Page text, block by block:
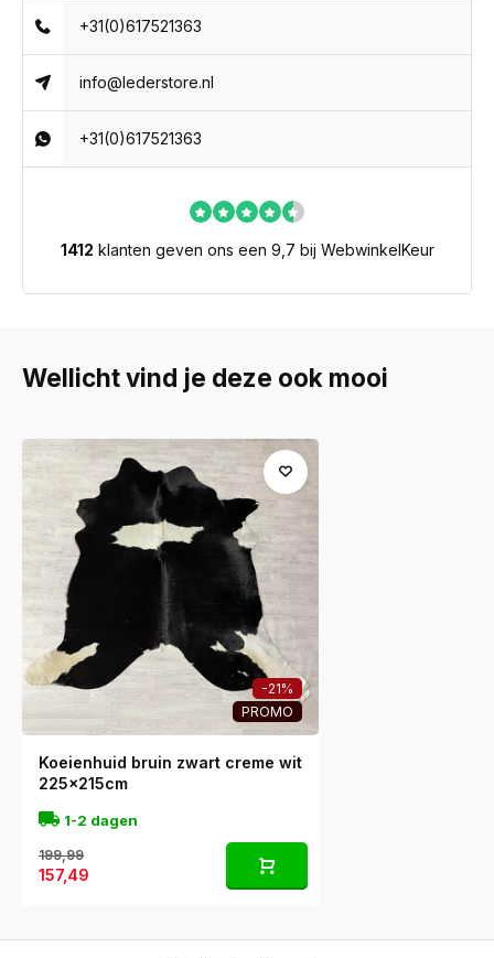
+31(0)617521363
info@lederstore.nl
+31(0)617521363
1412 klanten geven ons een 9,7 bij WebwinkelKeur
Wellicht vind je deze ook mooi
-21%
PROMO
Koeienhuid bruin zwart creme wit
225x215cm
1-2 dagen
199,99
157,49